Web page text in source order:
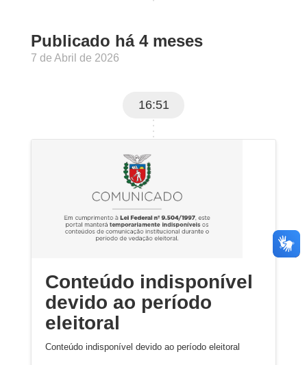
Publicado há 4 meses
7 de Abril de 2026
16:51
Conteúdo indisponível
devido ao período
eleitoral
Conteúdo indisponível devido ao período eleitoral